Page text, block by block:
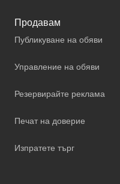
Продавам
Публикуване на обяви
Управление на обяви
Резервирайте реклама
Печат на доверие
Изпратете търг